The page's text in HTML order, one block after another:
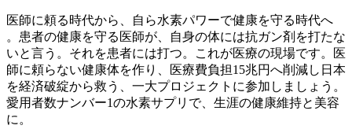
医師に頼る時代から、自ら水素パワーで健康を守る時代へ
。患者の健康を守る医師が、自身の体には抗ガン剤を打たな
いと言う。それを患者には打つ。これが医療の現場です。医
師に頼らない健康体を作り、医療費負担15兆円へ削減し日本
を経済破綻から救う、一大プロジェクトに参加しましょう。
愛用者数ナンバー1の水素サプリで、生涯の健康維持と美容
に。